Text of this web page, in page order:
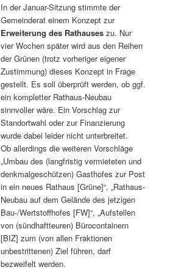
In der Januar-Sitzung stimmte der
Gemeinderat einem Konzept zur
Erweiterung des Rathauses zu. Nur
vier Wochen später wird aus den Reihen
der Grünen (trotz vorheriger eigener
Zustimmung) dieses Konzept in Frage
gestellt. Es soll überprüft werden, ob ggf.
ein kompletter Rathaus-Neubau
sinnvoller wäre. Ein Vorschlag zur
Standortwahl oder zur Finanzierung
wurde dabei leider nicht unterbreitet.
Ob allerdings die weiteren Vorschläge
„Umbau des (langfristig vermieteten und
denkmalgeschützen) Gasthofes zur Post
in ein neues Rathaus [Grüne]“, „Rathaus-
Neubau auf dem Gelände des jetzigen
Bau-/Wertstoffhofes [FW]“, „Aufstellen
von (sündhaftteuren) Bürocontainern
[BIZ] zum (von allen Fraktionen
unbestrittenen) Ziel führen, darf
bezweifelt werden.